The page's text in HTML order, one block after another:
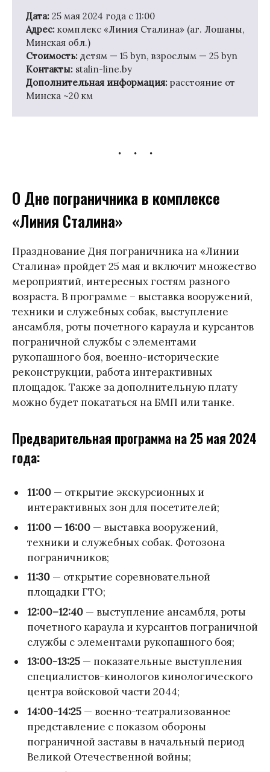
Дата: 25 мая 2024 года с 11:00
Адрес: комплекс «Линия Сталина» (аг. Лошаны,
Минская обл.)
Стоимость: детям — 15 byn, взрослым — 25 byn
Контакты: stalin-line.by
Дополнительная информация: расстояние от
Минска ~20 км
О Дне пограничника в комплексе
«Линия Сталина»
Празднование Дня пограничника на «Линии
Сталина» пройдет 25 мая и включит множество
мероприятий, интересных гостям разного
возраста. В программе – выставка вооружений,
техники и служебных собак, выступление
ансамбля, роты почетного караула и курсантов
пограничной службы с элементами
рукопашного боя, военно-исторические
реконструкции, работа интерактивных
площадок. Также за дополнительную плату
можно будет покататься на БМП или танке.
Предварительная программа на 25 мая 2024
года:
11:00 — открытие экскурсионных и
интерактивных зон для посетителей;
11:00 — 16:00 — выставка вооружений,
техники и служебных собак. Фотозона
пограничников;
11:30 — открытие соревновательной
площадки ГТО;
12:00–12:40 — выступление ансамбля, роты
почетного караула и курсантов пограничной
службы с элементами рукопашного боя;
13:00-13:25 — показательные выступления
специалистов-кинологов кинологического
центра войсковой части 2044;
14:00-14:25 — военно-театрализованное
представление с показом обороны
пограничной заставы в начальный период
Великой Отечественной войны;